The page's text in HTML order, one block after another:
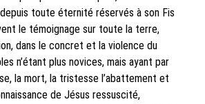
toute éternité réservés à son Fis
le témoignage sur toute la terre,
dans le concret et la violence du
n’étant plus novices, mais ayant par
la mort, la tristesse l’abattement et
de Jésus ressuscité,